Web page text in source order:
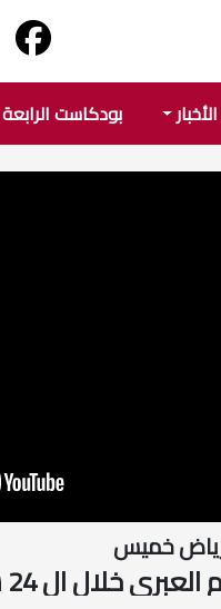
الأخبار بودكاست الرابعة
خميس
ال 24 ساعة الماضية